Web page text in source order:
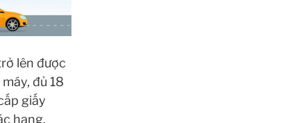
lên được
đủ 18
giấy
hạng.